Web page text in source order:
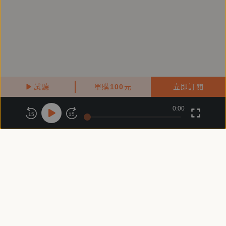
試聽 單購100 元 立即訂閱
關於鏡好聽
商務合作 付費條款 會員條款
15 15
0:00